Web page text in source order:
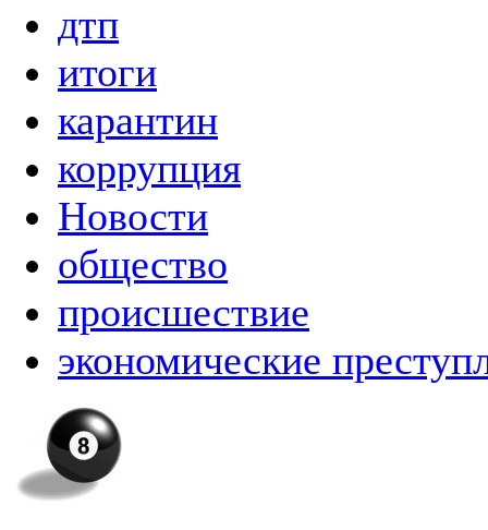
дтп
итоги
карантин
коррупция
Новости
общество
происшествие
экономические